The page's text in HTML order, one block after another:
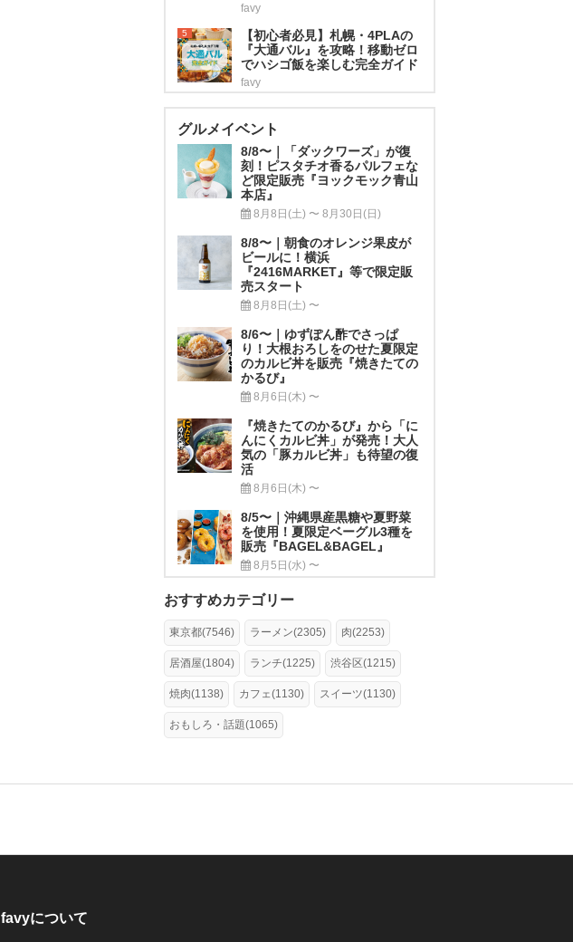
favy
5
【初心者必見】札幌・4PLAの
『大通バル』を攻略！移動ゼロ
でハシゴ飯を楽しむ完全ガイド
favy
グルメイベント
8/8〜｜「ダックワーズ」が復
刻！ピスタチオ香るパルフェな
ど限定販売『ヨックモック青山
本店』
8月8日(土) 〜 8月30日(日)
8/8〜｜朝食のオレンジ果皮が
ビールに！横浜
『2416MARKET』等で限定販
売スタート
8月8日(土) 〜
8/6〜｜ゆずぽん酢でさっぱ
り！大根おろしをのせた夏限定
のカルビ丼を販売『焼きたての
かるび』
8月6日(木) 〜
『焼きたてのかるび』から「に
んにくカルビ丼」が発売！大人
気の「豚カルビ丼」も待望の復
活
8月6日(木) 〜
8/5〜｜沖縄県産黒糖や夏野菜
を使用！夏限定ベーグル3種を
販売『BAGEL&BAGEL』
8月5日(水) 〜
おすすめカテゴリー
東京都(7546) ラーメン(2305) 肉(2253)
居酒屋(1804) ランチ(1225) 渋谷区(1215)
焼肉(1138) カフェ(1130) スイーツ(1130)
おもしろ・話題(1065)
favyについて